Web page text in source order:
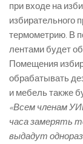
при входе на
избирательного
термометрию. В
лентами будет
Помещения
обрабатывать
и мебель также
«Всем членам
часа замерять
выдадут